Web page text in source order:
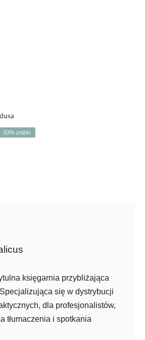
63% zniżki
księgarnia przybliżająca
się w dystrybucji
dla profesjonalistów,
tłumaczenia i spotkania